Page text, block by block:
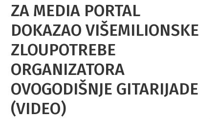
ZA MEDIA PORTAL
DOKAZAO VIŠEMILIONSKE
ZLOUPOTREBE
ORGANIZATORA
OVOGODIŠNJE GITARIJADE
(VIDEO)